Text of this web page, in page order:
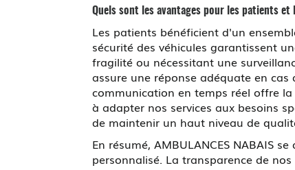
Quels sont les avantages pour les patients et
Les patients bénéficient d'un
sécurité des véhicules garantissent
fragilité ou nécessitant une
assure une réponse adéquate en
communication en temps réel offre la
à adapter nos services aux besoins
de maintenir un haut niveau de
En résumé, AMBULANCES NABAIS
personnalisé. La transparence de